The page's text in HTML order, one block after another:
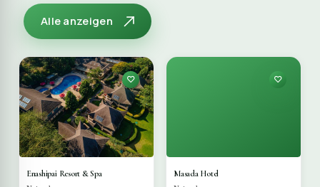
Alle anzeigen
Enashipai Resort & Spa Masada Hotel